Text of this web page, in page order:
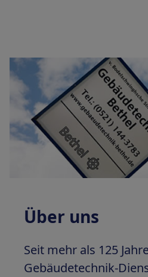
Über uns
Seit mehr als 125
Gebäudetechnik-